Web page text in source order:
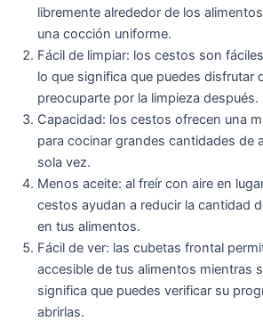
libremente alrededor de los
una cocción uniforme.
Fácil de limpiar: los cestos son
lo que significa que puedes disfrutar
preocuparte por la limpieza después.
Capacidad: los cestos ofrecen una
para cocinar grandes cantidades de
sola vez.
Menos aceite: al freír con aire en
cestos ayudan a reducir la cantidad
en tus alimentos.
Fácil de ver: las cubetas frontal
accesible de tus alimentos mientras
significa que puedes verificar su
abrirlas.